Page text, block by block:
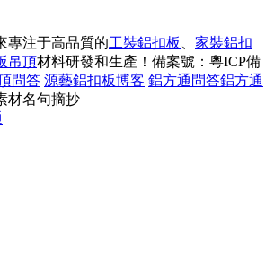
專注于高品質的工裝鋁扣板
家裝鋁扣
吊頂材料研發和生產！ 備案號：粵ICP備
問答 源藝鋁扣板博客 鋁方通問答鋁方通
材名句摘抄